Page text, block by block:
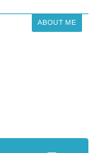
ABOUT ME